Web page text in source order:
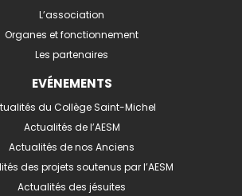
L’association
Organes et fonctionnement
Les partenaires
EVÉNEMENTS
du Collège Saint-Michel
Actualités de l’AESM
Actualités de nos Anciens
des projets soutenus par l’AESM
Actualités des jésuites